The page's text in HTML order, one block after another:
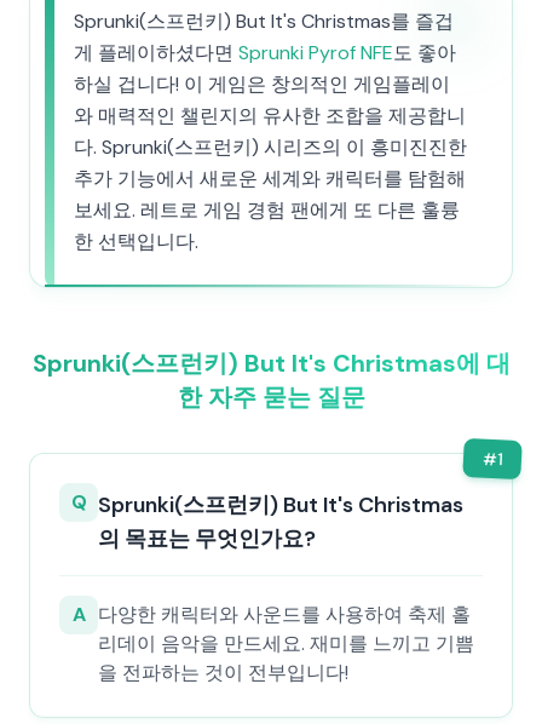
Sprunki(스프런키) But It's Christmas를 즐겁
게 플레이하셨다면 Sprunki Pyrof NFE도 좋아
하실 겁니다! 이 게임은 창의적인 게임플레이
와 매력적인 챌린지의 유사한 조합을 제공합니
다. Sprunki(스프런키) 시리즈의 이 흥미진진한
추가 기능에서 새로운 세계와 캐릭터를 탐험해
보세요. 레트로 게임 경험 팬에게 또 다른 훌륭
한 선택입니다.
Sprunki(스프런키) But It's Christmas에 대
한 자주 묻는 질문
#1
Q Sprunki(스프런키) But It's Christmas
의 목표는 무엇인가요?
A 다양한 캐릭터와 사운드를 사용하여 축제 홀
리데이 음악을 만드세요. 재미를 느끼고 기쁨
을 전파하는 것이 전부입니다!